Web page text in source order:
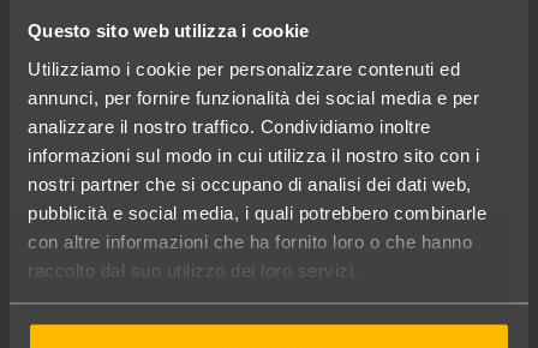
Questo sito web utilizza i cookie
Utilizziamo i cookie per personalizzare contenuti ed
annunci, per fornire funzionalità dei social media e per
analizzare il nostro traffico. Condividiamo inoltre
informazioni sul modo in cui utilizza il nostro sito con i
nostri partner che si occupano di analisi dei dati web,
pubblicità e social media, i quali potrebbero combinarle
con altre informazioni che ha fornito loro o che hanno
raccolto dal suo utilizzo dei loro servizi.
in offerta a142,08 €
risparmi 15,79 €
Sconto del 10%
Spedizione gratuita
Spedito in 24 ore
Ultimo pezzo disponibile